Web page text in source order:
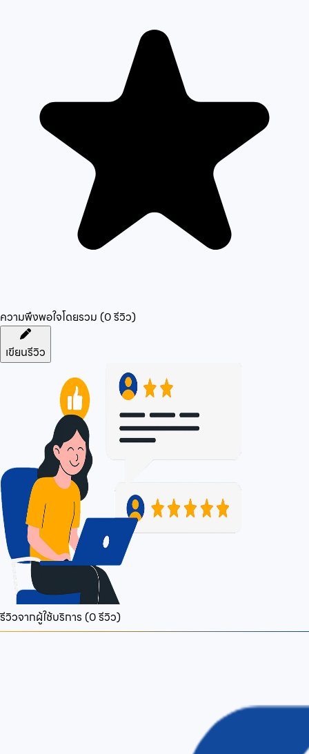
ความพึงพอใจโดยรวม (0รีวิว)
เขียนรีวิว
รีวิวจากผู้ใช้บริการ (0รีวิว)